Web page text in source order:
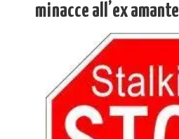
minacce all’ex amante